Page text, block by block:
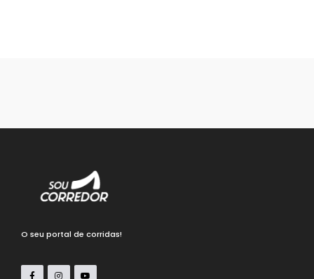
O seu portal de corridas!